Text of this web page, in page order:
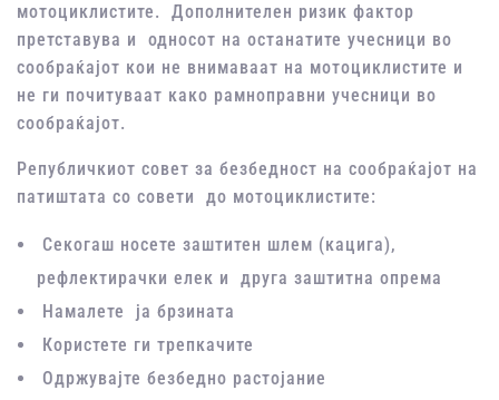
мотоциклистите. Дополнителен ризик фактор
претставува и односот на останатите учесници во
сообраќајот кои не внимаваат на мотоциклистите и
не ги почитуваат како рамноправни учесници во
сообраќајот.
Републичкиот совет за безбедност на сообраќајот на
патиштата со совети до мотоциклистите:
Секогаш носете заштитен шлем (кацига),
рефлектирачки елек и друга заштитна опрема
Намалете ја брзината
Користете ги трепкачите
Одржувајте безбедно растојание